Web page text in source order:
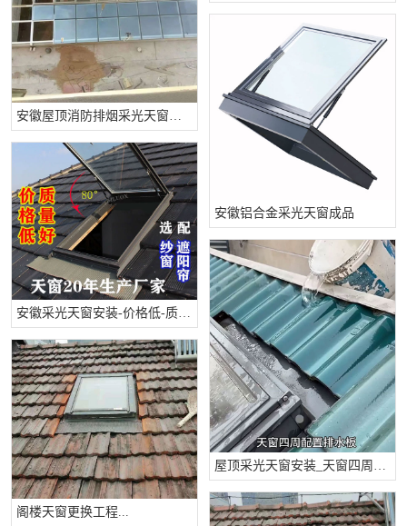
安徽铝合金采光天窗成品
屋顶采光天窗安装_天窗四周配置排水板
阁楼天窗更换工程...